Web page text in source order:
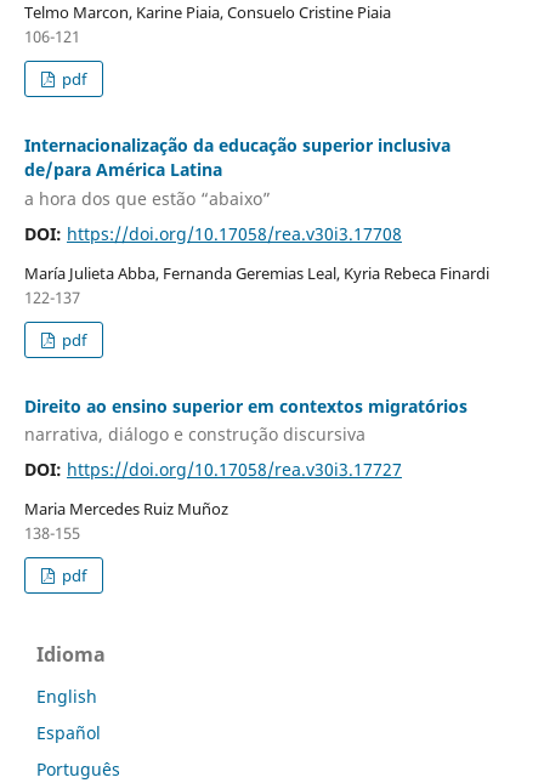
Telmo Marcon, Karine Piaia, Consuelo Cristine Piaia
106-121
pdf
Internacionalização da educação superior inclusiva
de/para América Latina
a hora dos que estão “abaixo”
DOI: https://doi.org/10.17058/rea.v30i3.17708
María Julieta Abba, Fernanda Geremias Leal, Kyria Rebeca Finardi
122-137
pdf
Direito ao ensino superior em contextos migratórios
narrativa, diálogo e construção discursiva
DOI: https://doi.org/10.17058/rea.v30i3.17727
Maria Mercedes Ruiz Muñoz
138-155
pdf
Idioma
English
Español
Português